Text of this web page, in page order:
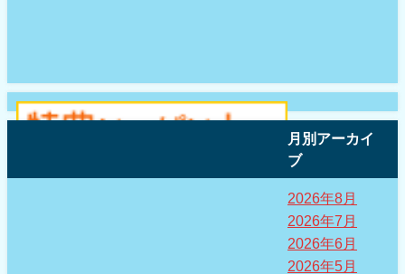
月別アーカイ
ブ
2026年8月
2026年7月
2026年6月
2026年5月